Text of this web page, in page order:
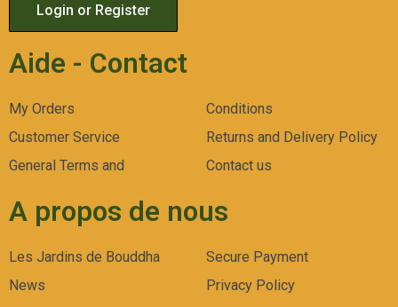
Login or Register
Aide - Contact
My Orders
Customer Service
General Terms and
Conditions
Returns and Delivery Policy
Contact us
A propos de nous
Les Jardins de Bouddha
News
Secure Payment
Privacy Policy